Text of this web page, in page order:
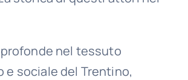
nel tessuto
e sociale del Trentino,